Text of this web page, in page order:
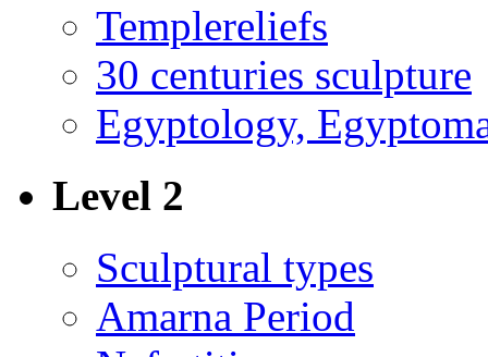
Templereliefs
30 centuries sculpture
Egyptology,
Level 2
Sculptural types
Amarna Period